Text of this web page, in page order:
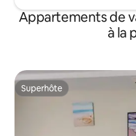
Appartements de
à la
Superhôte
Superhôte